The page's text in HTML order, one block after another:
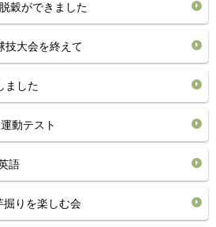
穀ができました
大会を終えて
ました
動テスト
語
りを楽しむ会